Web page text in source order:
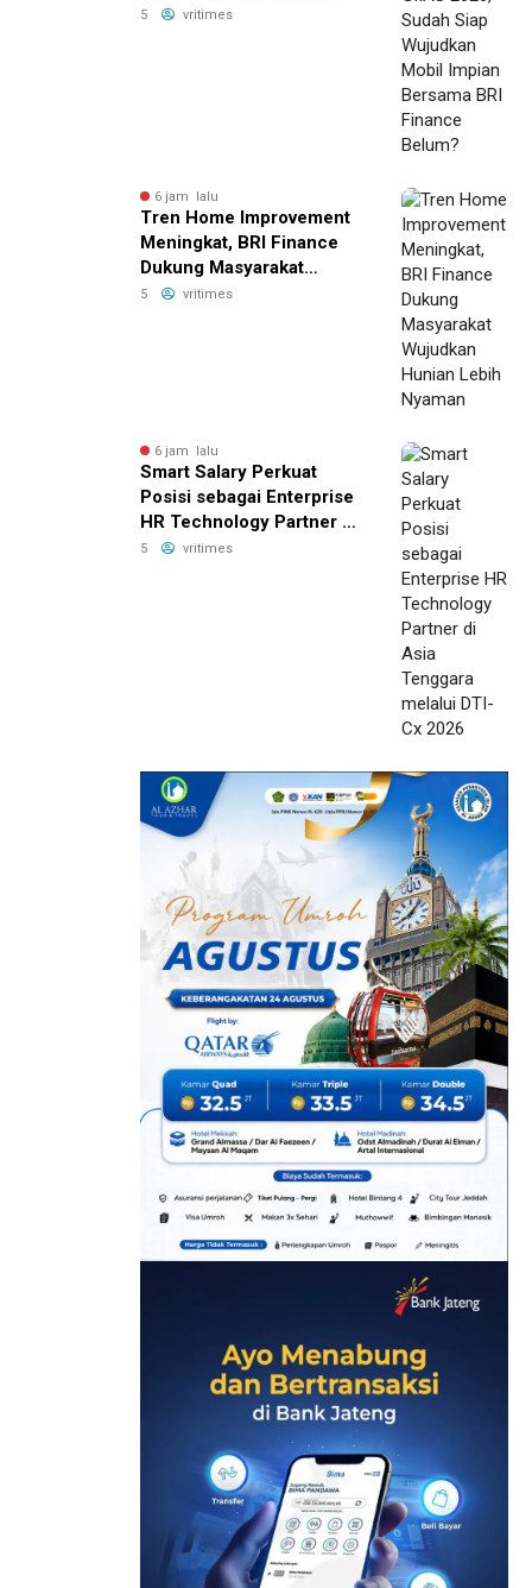
Mobil Impian Bersama BRI
5 vritimes
6 jam lalu
Tren Home Improvement
Meningkat, BRI Finance
Dukung Masyarakat
Wujudkan Hunian Lebih
5 vritimes
6 jam lalu
Smart Salary Perkuat
Posisi sebagai Enterprise
HR Technology Partner di
Asia Tenggara melalui
5 vritimes